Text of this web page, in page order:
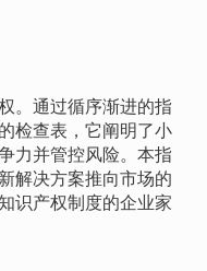
。通过循序渐进的指
检查表，它阐明了小
力并管控风险。本指
解决方案推向市场的
识产权制度的企业家